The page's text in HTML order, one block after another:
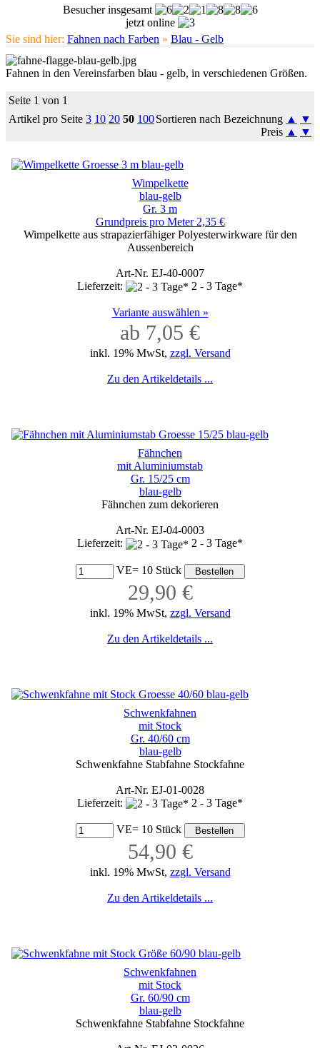
Besucher insgesamt
jetzt online
Sie sind hier: Fahnen nach Farben » Blau - Gelb
Fahnen in den Vereinsfarben blau - gelb, in verschiedenen Größen.
Seite 1 von 1
Artikel pro Seite 3 10 20 50 100Sortieren nach Bezeichnung ▲
▼
Preis ▲ ▼
Wimpelkette
blau-gelb
Gr. 3 m
Grundpreis pro Meter 2,35 €
Wimpelkette aus strapazierfähiger Polyesterwirkware für den
Aussenbereich
Art-Nr. EJ-40-0007
Lieferzeit:
2 - 3 Tage*
Variante auswählen »
ab 7,05 €
inkl. 19% MwSt, zzgl. Versand
Zu den Artikeldetails ...
Fähnchen
mit Aluminiumstab
Gr. 15/25 cm
blau-gelb
Fähnchen zum dekorieren
Art-Nr. EJ-04-0003
Lieferzeit:
2 - 3 Tage*
VE= 10 Stück
29,90 €
inkl. 19% MwSt, zzgl. Versand
Zu den Artikeldetails ...
Schwenkfahnen
mit Stock
Gr. 40/60 cm
blau-gelb
Schwenkfahne Stabfahne Stockfahne
Art-Nr. EJ-01-0028
Lieferzeit:
2 - 3 Tage*
VE= 10 Stück
54,90 €
inkl. 19% MwSt, zzgl. Versand
Zu den Artikeldetails ...
Schwenkfahnen
mit Stock
Gr. 60/90 cm
blau-gelb
Schwenkfahne Stabfahne Stockfahne